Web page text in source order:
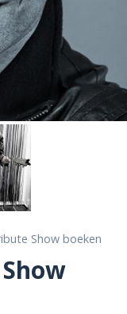
Show boeken